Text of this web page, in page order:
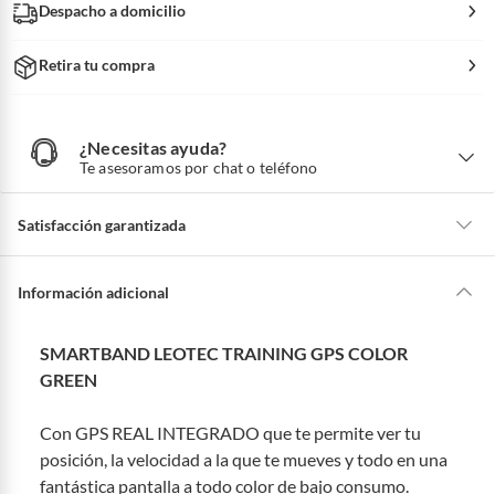
Despacho a domicilio
Retira tu compra
¿Necesitas ayuda?
Te asesoramos por chat o teléfono
N
e
d
Satisfacción garantizada
hacer una devolución.
Conoce cuáles son:
48 horas: cemento, mezclas de hormigón, morteros, yeso y otros
productos para asfalto, hormigón, albañilería.
7 días: colchones y productos de combustión.
Información adicional
SMARTBAND LEOTEC TRAINING GPS COLOR
GREEN
Con GPS REAL INTEGRADO que te permite ver tu
posición, la velocidad a la que te mueves y todo en una
fantástica pantalla a todo color de bajo consumo.